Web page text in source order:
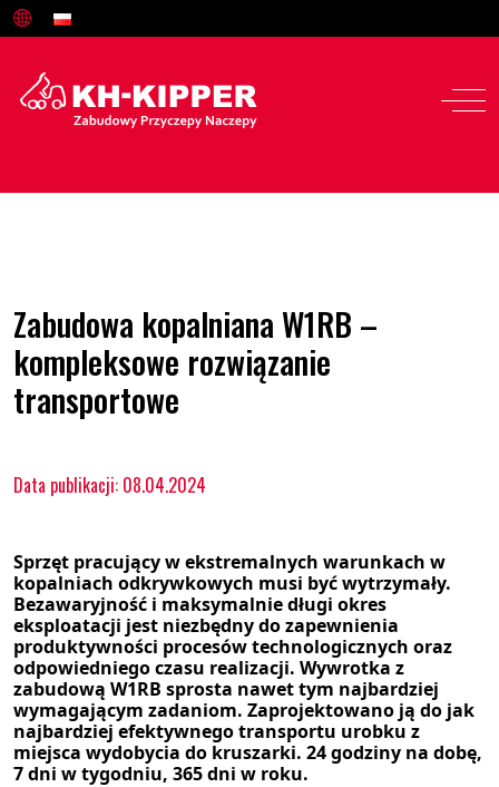
Zabudowa kopalniana W1RB –
kompleksowe rozwiązanie
transportowe
Data publikacji: 08.04.2024
Sprzęt pracujący w ekstremalnych warunkach w
kopalniach odkrywkowych musi być wytrzymały.
Bezawaryjność i maksymalnie długi okres
eksploatacji jest niezbędny do zapewnienia
produktywności procesów technologicznych oraz
odpowiedniego czasu realizacji. Wywrotka z
zabudową W1RB sprosta nawet tym najbardziej
wymagającym zadaniom. Zaprojektowano ją do jak
najbardziej efektywnego transportu urobku z
miejsca wydobycia do kruszarki. 24 godziny na dobę,
7 dni w tygodniu, 365 dni w roku.